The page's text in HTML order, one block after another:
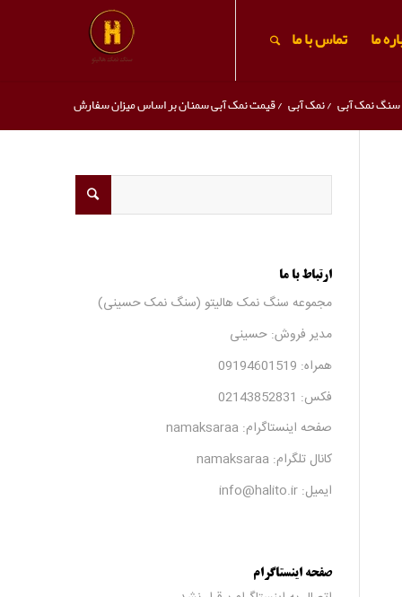
ما تماس با ما
سنگ نمک آبی /نمک آبی /قیمت نمک آبی سمنان بر اساس میزان سفارش
ارتباط با ما
مجموعه سنگ نمک هالیتو (سنگ نمک حسینی)
مدیر فروش: حسینی
همراه: 09194601519
فکس: 02143852831
صفحه اینستاگرام: namaksaraa
کانال تلگرام: namaksaraa
ایمیل: info@halito.ir
صفحه اینستاگرام